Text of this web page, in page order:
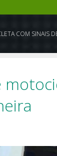
COM SINAIS